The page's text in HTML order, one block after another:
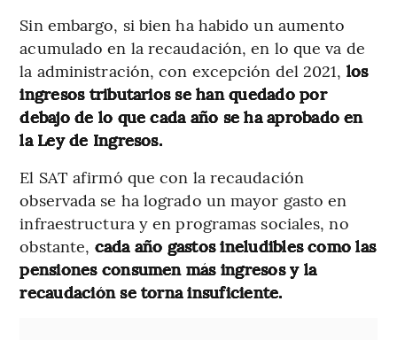
Sin embargo, si bien ha habido un aumento
acumulado en la recaudación, en lo que va de
la administración, con excepción del 2021, los
ingresos tributarios se han quedado por
debajo de lo que cada año se ha aprobado en
la Ley de Ingresos.
El SAT afirmó que con la recaudación
observada se ha logrado un mayor gasto en
infraestructura y en programas sociales, no
obstante, cada año gastos ineludibles como las
pensiones consumen más ingresos y la
recaudación se torna insuficiente.